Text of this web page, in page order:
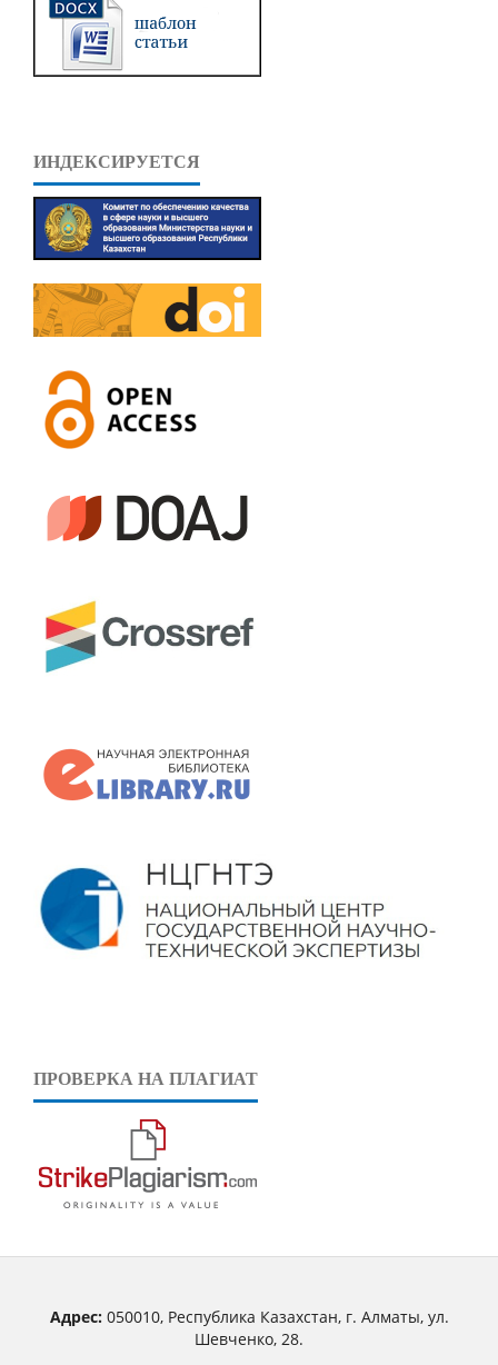
ИНДЕКСИРУЕТСЯ
ПРОВЕРКА НА ПЛАГИАТ
Адрес:050010, Республика Казахстан, г. Алматы, ул.
Шевченко, 28.